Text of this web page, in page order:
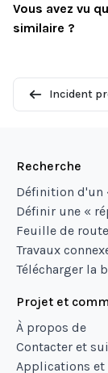
Vous avez vu
similaire ?
Incident
Recherche
Définition d'un
Définir une «
Feuille de
Travaux
Télécharger la
Projet et
À propos de
Contacter et
Applications et